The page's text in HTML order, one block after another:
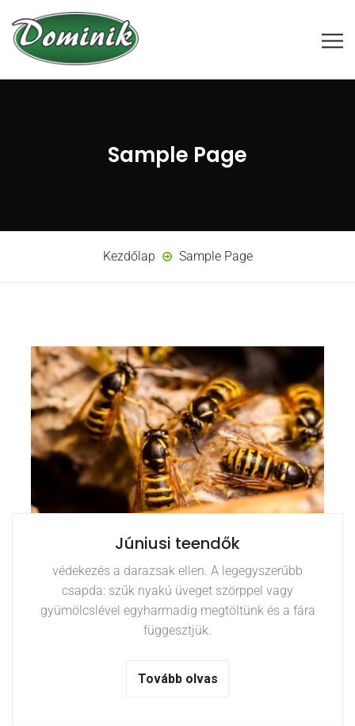
Sample Page
Kezdőlap Sample Page
Júniusi teendők
védekezés a darazsak ellen. A legegyszerűbb
csapda: szűk nyakú üveget szörppel vagy
gyümölcslével egyharmadig megtöltünk és a fára
függesztjük.
Tovább olvas